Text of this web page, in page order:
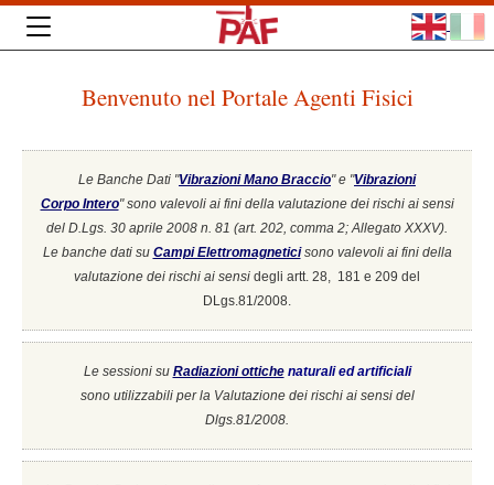
Benvenuto nel Portale Agenti Fisici
Le Banche Dati "Vibrazioni Mano Braccio" e "Vibrazioni
Corpo Intero"sono valevoli ai fini della valutazione dei rischi ai sensi
del D.Lgs. 30 aprile 2008 n. 81 (art. 202, comma 2; Allegato XXXV).
Le banche dati su Campi Elettromagneticisono valevoli ai fini della
valutazione dei rischi ai sensi degli artt. 28, 181 e 209 del
DLgs.81/2008.
Le sessioni su Radiazioni ottiche naturali ed artificiali
sono utilizzabili per la Valutazione dei rischi ai sensi del
Dlgs.81/2008.